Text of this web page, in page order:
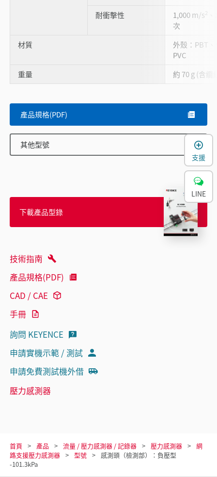
耐衝擊性
1,000 m/s
次
材質
外殼：PBT
PVC
重量
約 70 g (含纜
產品規格(PDF)
其他型號
下載產品型錄
技術指南
產品規格(PDF)
CAD / CAE
手冊
詢問 KEYENCE
申請實機示範 / 測試
申請免費測試機外借
壓力感測器
首頁 產品 流量 / 壓力感測器 / 記錄器 壓力感測器
網
路支援壓力感測器
型號
感測頭（檢測部）：負壓型
-101.3kPa
支援
LINE